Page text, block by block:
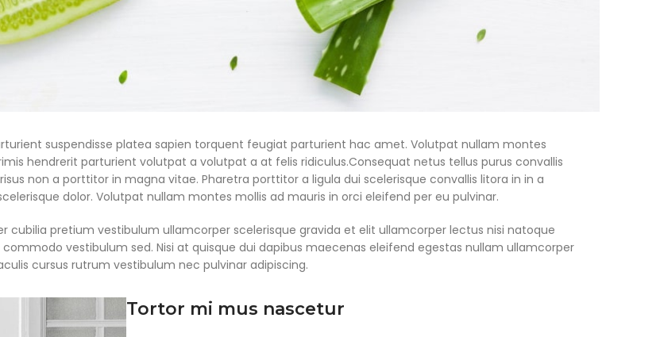
suspendisse platea sapien torquent feugiat parturient hac amet. Volutpat nullam montes
hendrerit parturient volutpat a volutpat a at felis ridiculus.Consequat netus tellus purus convallis
non a porttitor in magna vitae. Pharetra porttitor a ligula dui scelerisque convallis litora in in a
dolor. Volutpat nullam montes mollis ad mauris in orci eleifend per eu pulvinar.
pretium vestibulum ullamcorper scelerisque gravida et elit ullamcorper lectus nisi natoque
vestibulum sed. Nisi at quisque dui dapibus maecenas eleifend egestas nullam ullamcorper
cursus rutrum vestibulum nec pulvinar adipiscing.
Tortor mi mus nascetur